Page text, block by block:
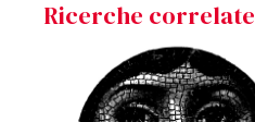
Ricerche correlate